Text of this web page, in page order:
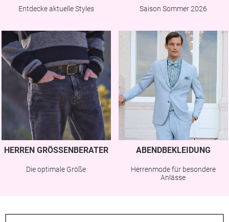
Entdecke aktuelle Styles Saison Sommer 2026
HERREN GRÖSSENBERATER
Die optimale Größe
ABENDBEKLEIDUNG
Herrenmode für besondere
Anlässe